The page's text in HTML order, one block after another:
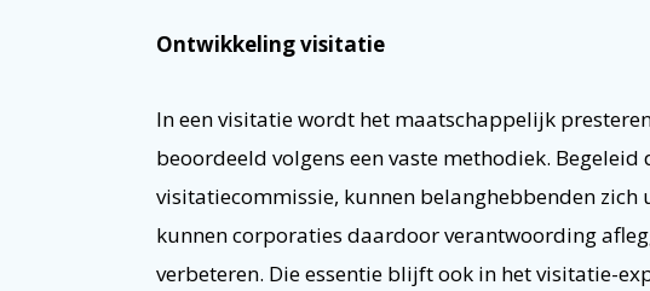
Ontwikkeling visitatie
In een visitatie wordt het maatschappelijk
beoordeeld volgens een vaste methodiek.
visitatiecommissie, kunnen belanghebbenden
kunnen corporaties daardoor verantwoording
verbeteren. Die essentie blijft ook in het visitatie-